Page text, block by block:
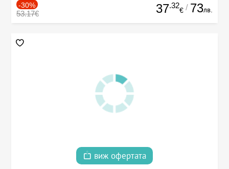
-30%
53.17€ 37.32
€ / 73лв.
виж офертата